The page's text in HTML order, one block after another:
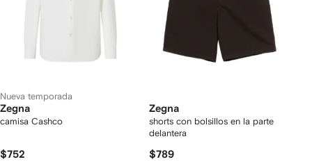
Nueva temporada
Zegna
camisa Cashco
$752
Zegna
shorts con bolsillos en la parte
delantera
$789